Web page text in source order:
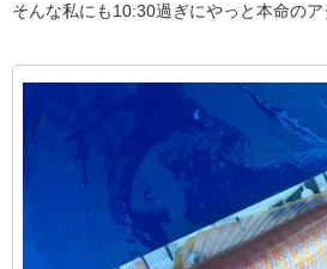
そんな私にも10:30過ぎにやっと本命のア